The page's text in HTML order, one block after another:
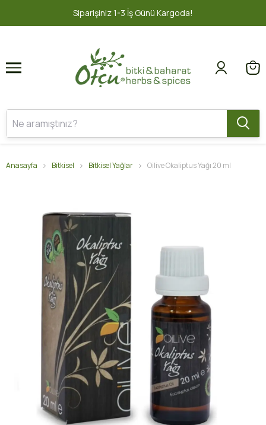
2000 TL ve üzeri
1 2
Anasayfa Bitkisel Bitkisel Yağlar Oilive Okaliptus Yağı 20 ml